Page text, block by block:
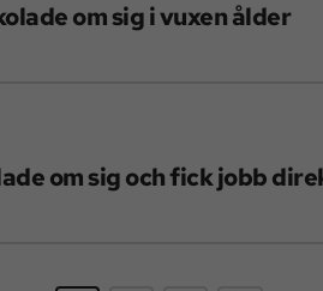
om sig i vuxen ålder
om sig och fick jobb